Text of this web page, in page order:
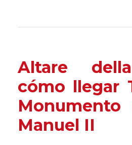
Altare
cómo llegar
Manuel II